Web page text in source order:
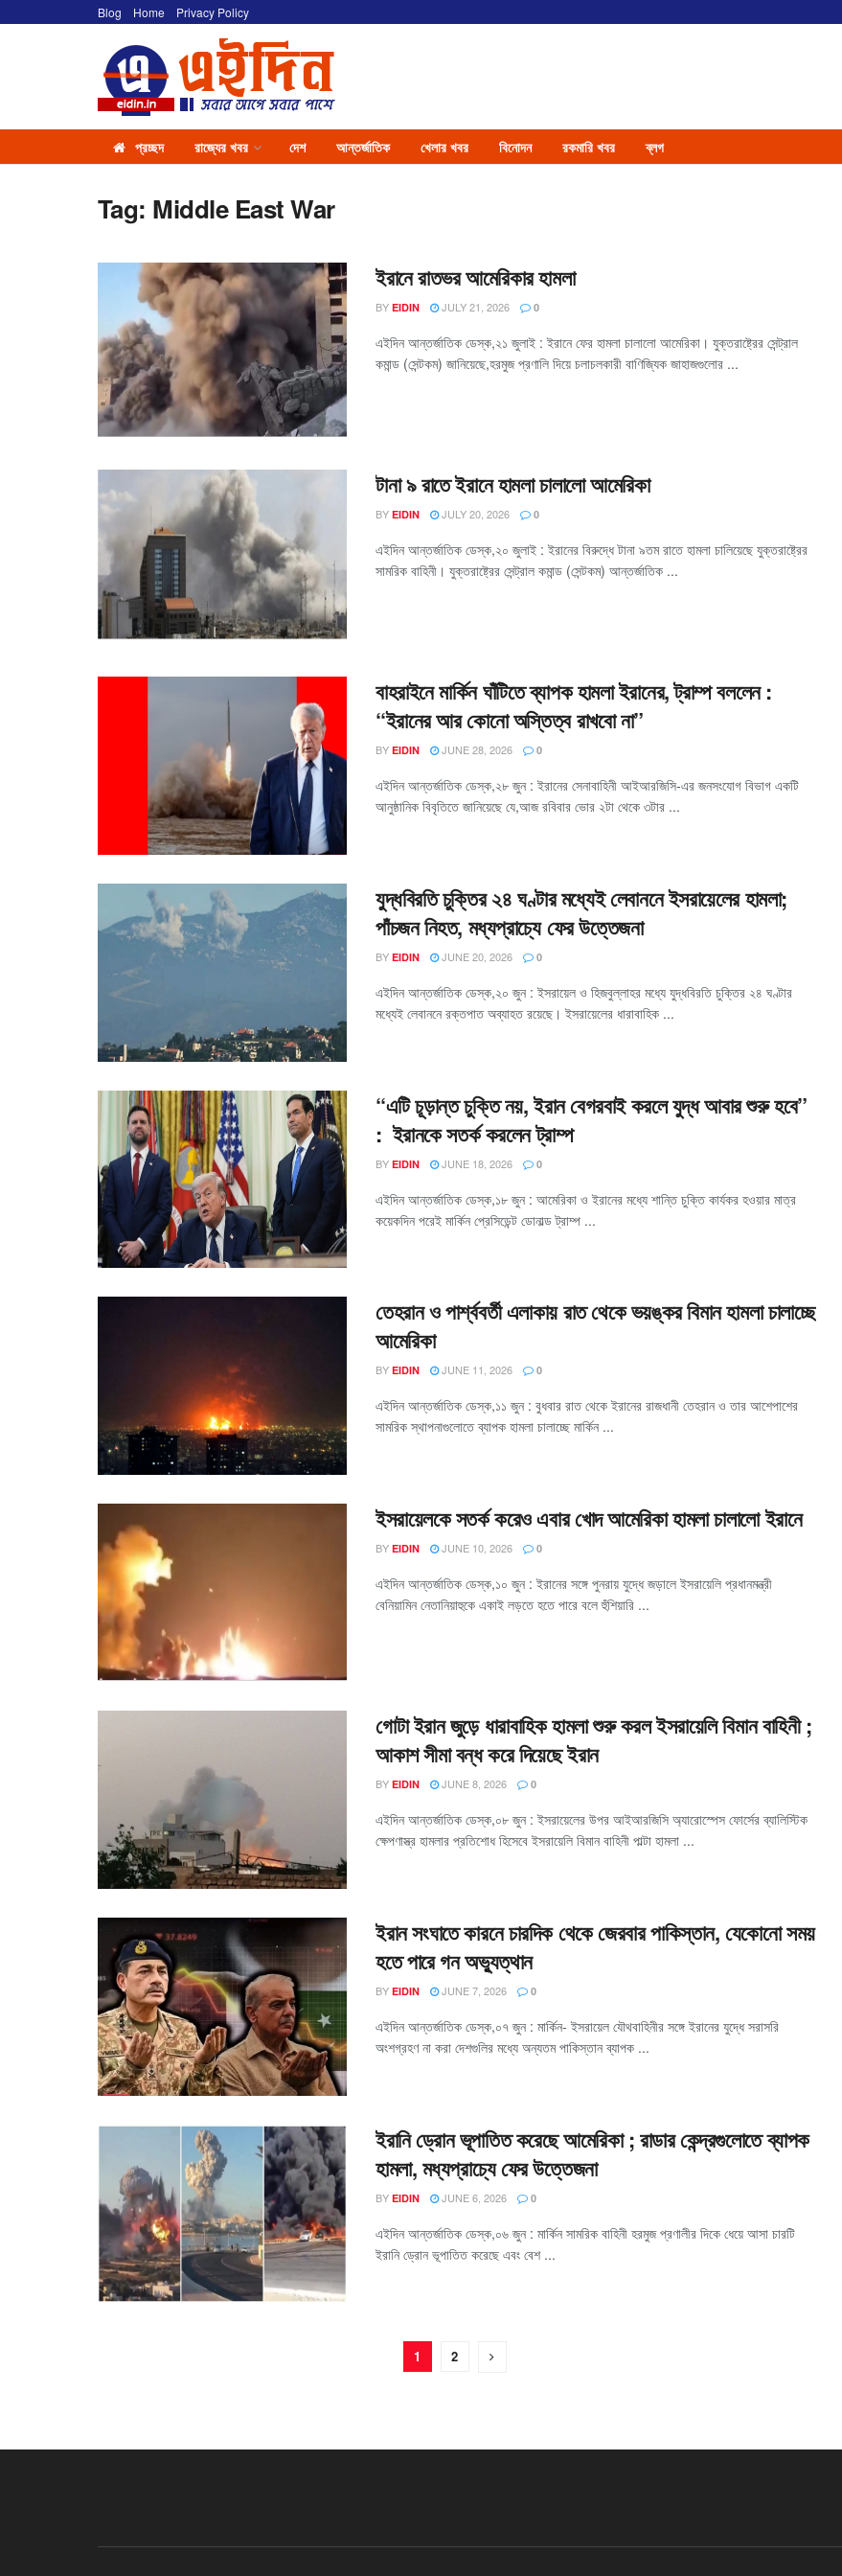
Blog Home Privacy Policy
প্রচ্ছদ রাজ্যের খবর দেশ আন্তর্জাতিক খেলার খবর বিনোদন রকমারি খবর ব্লগ
Tag: Middle East War
ইরানে রাতভর আমেরিকার হামলা
BY EIDIN JULY 21, 2026 0
এইদিন আন্তর্জাতিক ডেস্ক,২১ জুলাই : ইরানে ফের হামলা চালালো আমেরিকা। যুক্তরাষ্ট্রের সেন্ট্রাল
কমান্ড (সেন্টকম) জানিয়েছে,হরমুজ প্রণালি দিয়ে চলাচলকারী বাণিজ্যিক জাহাজগুলোর ...
টানা ৯ রাতে ইরানে হামলা চালালো আমেরিকা
BY EIDIN JULY 20, 2026 0
এইদিন আন্তর্জাতিক ডেস্ক,২০ জুলাই : ইরানের বিরুদ্ধে টানা ৯তম রাতে হামলা চালিয়েছে যুক্তরাষ্ট্রের
সামরিক বাহিনী। যুক্তরাষ্ট্রের সেন্ট্রাল কমান্ড (সেন্টকম) আন্তর্জাতিক ...
বাহরাইনে মার্কিন ঘাঁটিতে ব্যাপক হামলা ইরানের, ট্রাম্প বললেন :
“ইরানের আর কোনো অস্তিত্ব রাখবো না”
BY EIDIN JUNE 28, 2026 0
এইদিন আন্তর্জাতিক ডেস্ক,২৮ জুন : ইরানের সেনাবাহিনী আইআরজিসি-এর জনসংযোগ বিভাগ একটি
আনুষ্ঠানিক বিবৃতিতে জানিয়েছে যে,আজ রবিবার ভোর ২টা থেকে ৩টার ...
যুদ্ধবিরতি চুক্তির ২৪ ঘণ্টার মধ্যেই লেবাননে ইসরায়েলের হামলা;
পাঁচজন নিহত, মধ্যপ্রাচ্যে ফের উত্তেজনা
BY EIDIN JUNE 20, 2026 0
এইদিন আন্তর্জাতিক ডেস্ক,২০ জুন : ইসরায়েল ও হিজবুল্লাহর মধ্যে যুদ্ধবিরতি চুক্তির ২৪ ঘণ্টার
মধ্যেই লেবাননে রক্তপাত অব্যাহত রয়েছে। ইসরায়েলের ধারাবাহিক ...
“এটি চূড়ান্ত চুক্তি নয়, ইরান বেগরবাই করলে যুদ্ধ আবার শুরু হবে”
: ইরানকে সতর্ক করলেন ট্রাম্প
BY EIDIN JUNE 18, 2026 0
এইদিন আন্তর্জাতিক ডেস্ক,১৮ জুন : আমেরিকা ও ইরানের মধ্যে শান্তি চুক্তি কার্যকর হওয়ার মাত্র
কয়েকদিন পরেই মার্কিন প্রেসিডেন্ট ডোনাল্ড ট্রাম্প ...
তেহরান ও পার্শ্ববর্তী এলাকায় রাত থেকে ভয়ঙ্কর বিমান হামলা চালাচ্ছে
আমেরিকা
BY EIDIN JUNE 11, 2026 0
এইদিন আন্তর্জাতিক ডেস্ক,১১ জুন : বুধবার রাত থেকে ইরানের রাজধানী তেহরান ও তার আশেপাশের
সামরিক স্থাপনাগুলোতে ব্যাপক হামলা চালাচ্ছে মার্কিন ...
ইসরায়েলকে সতর্ক করেও এবার খোদ আমেরিকা হামলা চালালো ইরানে
BY EIDIN JUNE 10, 2026 0
এইদিন আন্তর্জাতিক ডেস্ক,১০ জুন : ইরানের সঙ্গে পুনরায় যুদ্ধে জড়ালে ইসরায়েলি প্রধানমন্ত্রী
বেনিয়ামিন নেতানিয়াহুকে একাই লড়তে হতে পারে বলে হুঁশিয়ারি ...
গোটা ইরান জুড়ে ধারাবাহিক হামলা শুরু করল ইসরায়েলি বিমান বাহিনী ;
আকাশ সীমা বন্ধ করে দিয়েছে ইরান
BY EIDIN JUNE 8, 2026 0
এইদিন আন্তর্জাতিক ডেস্ক,০৮ জুন : ইসরায়েলের উপর আইআরজিসি অ্যারোস্পেস ফোর্সের ব্যালিস্টিক
ক্ষেপণাস্ত্র হামলার প্রতিশোধ হিসেবে ইসরায়েলি বিমান বাহিনী পাল্টা হামলা ...
ইরান সংঘাতে কারনে চারদিক থেকে জেরবার পাকিস্তান, যেকোনো সময়
হতে পারে গন অভ্যুত্থান
BY EIDIN JUNE 7, 2026 0
এইদিন আন্তর্জাতিক ডেস্ক,০৭ জুন : মার্কিন- ইসরায়েল যৌথবাহিনীর সঙ্গে ইরানের যুদ্ধে সরাসরি
অংশগ্রহণ না করা দেশগুলির মধ্যে অন্যতম পাকিস্তান ব্যাপক ...
ইরানি ড্রোন ভূপাতিত করেছে আমেরিকা ; রাডার কেন্দ্রগুলোতে ব্যাপক
হামলা, মধ্যপ্রাচ্যে ফের উত্তেজনা
BY EIDIN JUNE 6, 2026 0
এইদিন আন্তর্জাতিক ডেস্ক,০৬ জুন : মার্কিন সামরিক বাহিনী হরমুজ প্রণালীর দিকে ধেয়ে আসা চারটি
ইরানি ড্রোন ভূপাতিত করেছে এবং বেশ ...
1 2